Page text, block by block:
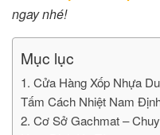
ngay nhé!
Mục lục
1. Cửa Hàng Xốp Nhựa
Tấm Cách Nhiệt Nam
2. Cơ Sở Gachmat –